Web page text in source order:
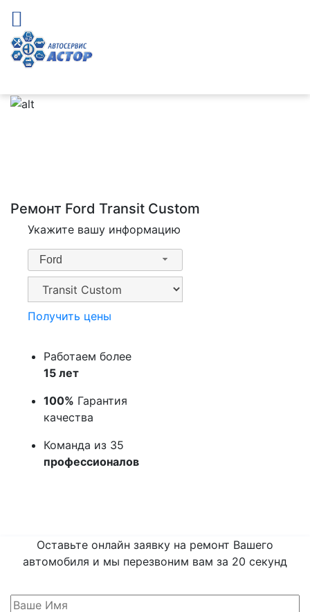
Ремонт Ford Transit Custom
Укажите вашу информацию
Ford
Получить цены
Работаем более
15 лет
100% Гарантия
качества
Команда из 35
профессионалов
Оставьте онлайн заявку на ремонт Вашего
автомобиля и мы перезвоним вам за 20 секунд